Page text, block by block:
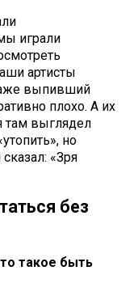
играли
артисты
выпивший
плохо. А их
там выглядел
но
«Зря
без
такое быть